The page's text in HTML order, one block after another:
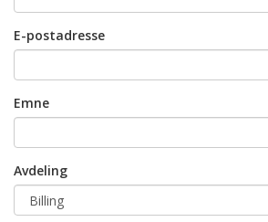
E-postadresse
Emne
Avdeling